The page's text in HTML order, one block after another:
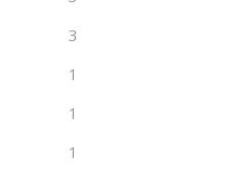
3
1
1
1